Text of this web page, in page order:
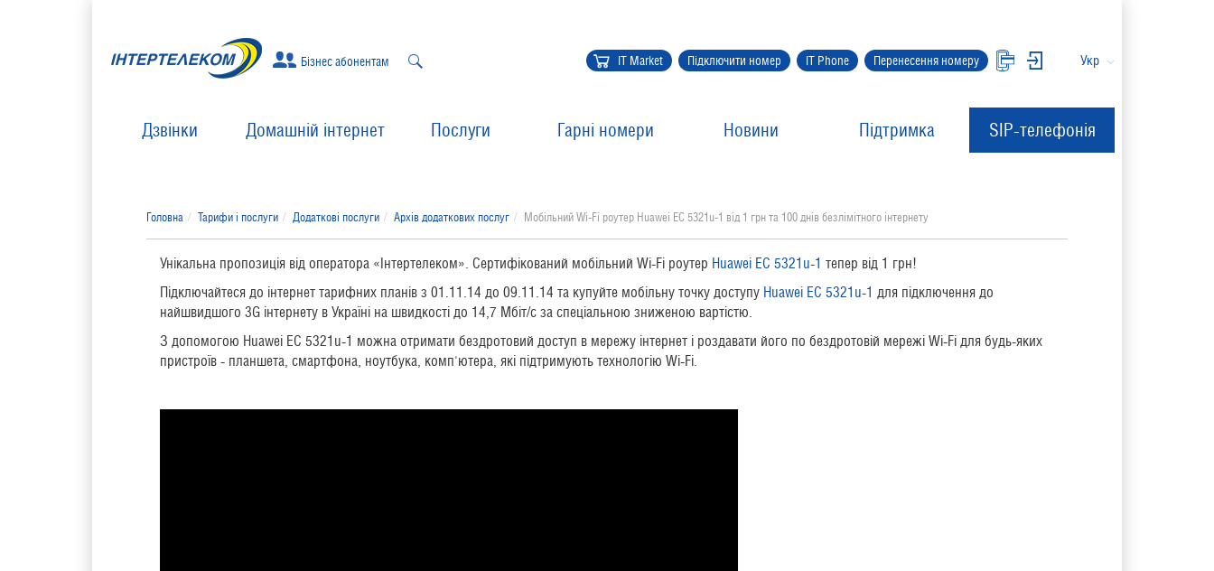
Бізнес абонентам IT Market Підключити номер IT Phone Перенесення номеру Укр
Дзвінки Домашній інтернет Послуги Гарні номери Новини Підтримка SIP-телефонія
Головна Тарифи і послуги Додаткові послуги Архів додаткових послуг Мобільний Wi-Fi роутер Huawei EC 5321u-1 від 1 грн та 100 днів безлімітного інтернету
Унікальна пропозиція від оператора «Інтертелеком». Сертифікований мобільний Wi-Fi роутер Huawei EC 5321u-1 тепер від 1 грн!
Підключайтеся до інтернет тарифних планів з 01.11.14 до 09.11.14 та купуйте мобільну точку доступу Huawei EC 5321u-1 для підключення до
найшвидшого 3G інтернету в Україні на швидкості до 14,7 Мбіт/с за спеціальною зниженою вартістю.
З допомогою Huawei EC 5321u-1 можна отримати бездротовий доступ в мережу інтернет і роздавати його по бездротовій мережі Wi-Fi для будь-яких
пристроїв - планшета, смартфона, ноутбука, комп'ютера, які підтримують технологію Wi-Fi.